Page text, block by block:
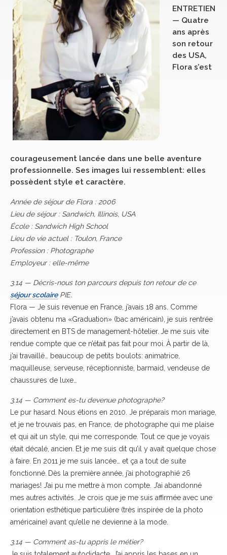
ENTRETIEN
— Quatre
ans après
son retour
des USA,
Flora s’est
courageusement lancée dans une belle aventure
professionnelle. Ses images lui ressemblent: elles
possèdent style et caractère.
Année de séjour de Flora : 2006
Lieu de séjour : Sandwich, Illinois, USA
École : Sandwich High School
Lieu de vie actuel : Toulon, France
Profession : Photographe
Employeur : elle-même
3.14 — Décris-nous ton parcours depuis ton retour de ce
séjour scolairePIE.
Flora — Je suis revenue en France, j’avais 18 ans. Comme
j’avais obtenu ma «Graduation» (bac américain), je suis rentrée
directement en BTS de management-hôtelier. Je me suis vite
rendue compte que ce n’était pas fait pour moi. À partir de là,
j’ai travaillé… beaucoup de petits boulots: animatrice,
maquilleuse, serveuse, réceptionniste, barmaid, vendeuse de
chaussures de luxe…
3.14 — Comment es-tu devenue photographe?
Le pur hasard. Nous étions en 2010. Je préparais mon mariage,
et je ne trouvais pas, en France, de photographe qui me plaise
et qui ait un style, qui me corresponde. Tout ce que je voyais
était décalé, ancien. Et je me suis dit qu’il y avait quelque chose
à faire. En 2011 je me suis lancée… et ça a tout de suite
fonctionné. Dès la première année, j’ai photographié 26
mariages! J’ai pu me mettre à mon compte. J’ai abandonné
mes autres activités. Je crois que je me suis affirmée avec une
orientation esthétique particulière (très inspirée de la photo
américaine) avant qu’elle ne devienne à la mode.
3.14 — Comment as-tu appris le métier?